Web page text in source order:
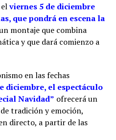
elviernes 5 de diciembre
que pondrá en escena la
montaje que combina
y que dará comienzo a
en las fechas
diciembre, el espectáculo
Navidad” ofrecerá un
tradición y emoción,
directo, a partir de las